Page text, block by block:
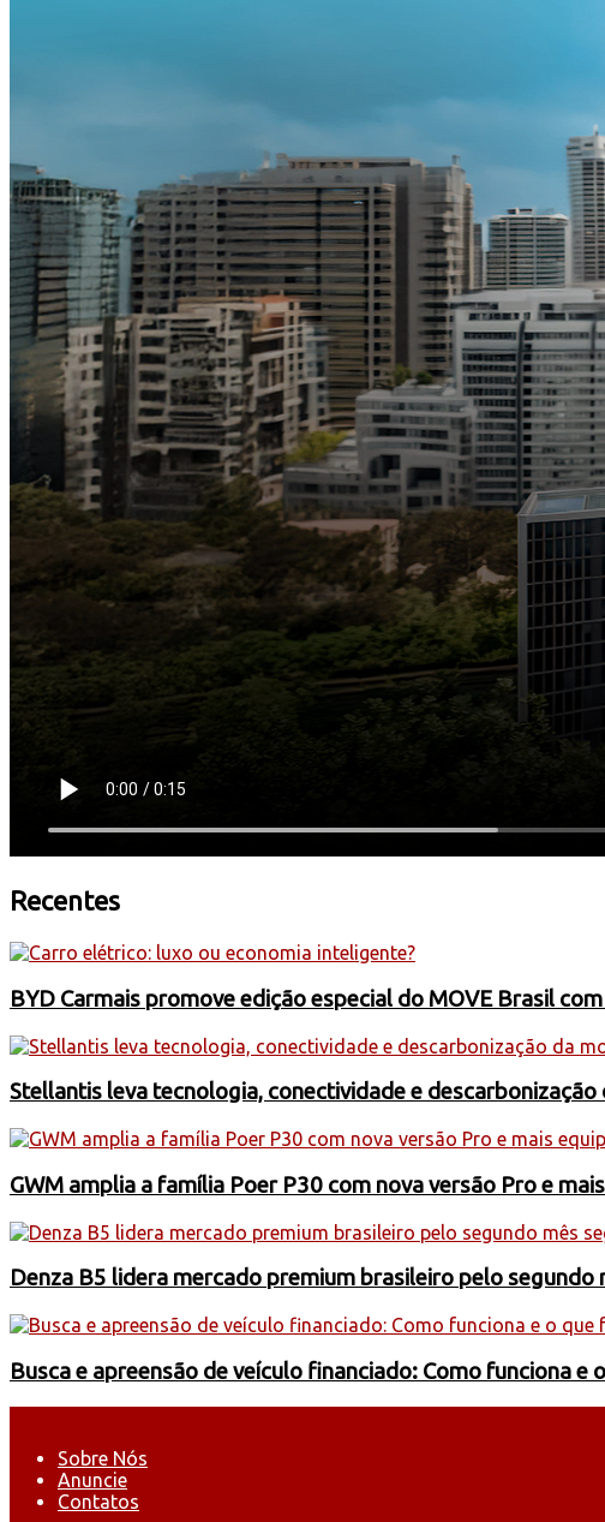
Recentes
BYD Carmais promove edição especial do MOVE Brasil
Stellantis leva tecnologia, conectividade e
GWM amplia a família Poer P30 com nova versão Pro e
Denza B5 lidera mercado premium brasileiro pelo segundo
Busca e apreensão de veículo financiado: Como funciona e
Sobre Nós
Anuncie
Contatos